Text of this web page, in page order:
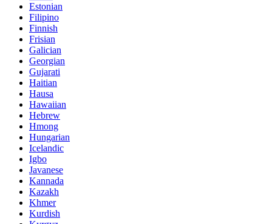
Estonian
Filipino
Finnish
Frisian
Galician
Georgian
Gujarati
Haitian
Hausa
Hawaiian
Hebrew
Hmong
Hungarian
Icelandic
Igbo
Javanese
Kannada
Kazakh
Khmer
Kurdish